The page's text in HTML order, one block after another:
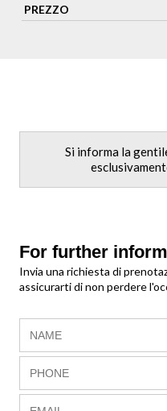
PREZZO
Si informa la
For further
Invia una richiesta di
assicurarti di non perdere